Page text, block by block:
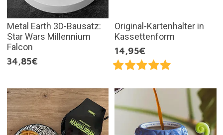
Metal Earth 3D-Bausatz:
Star Wars Millennium
Falcon
34,85€
Original-Kartenhalter in
Kassettenform
14,95€